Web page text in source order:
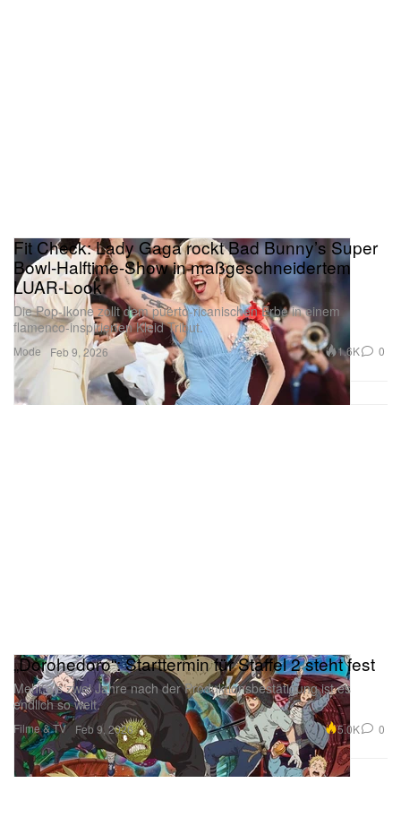
Mode
Fit Check: Lady Gaga rockt Bad Bunny’s Super
Bowl-Halftime-Show in maßgeschneidertem
LUAR-Look
Die Pop-Ikone zollt dem puerto-ricanischen Erbe in einem
flamenco-inspirierten Kleid Tribut.
Feb 9, 2026 1.6K 0
Filme & TV
„Dorohedoro“: Starttermin für Staffel 2 steht fest
Mehr als zwei Jahre nach der Produktionsbestätigung ist es
endlich so weit.
Feb 9, 2026 5.0K 0